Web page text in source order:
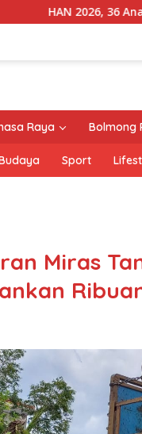
2026, 36 Anak The
Raya Bolmong
Sport
Miras